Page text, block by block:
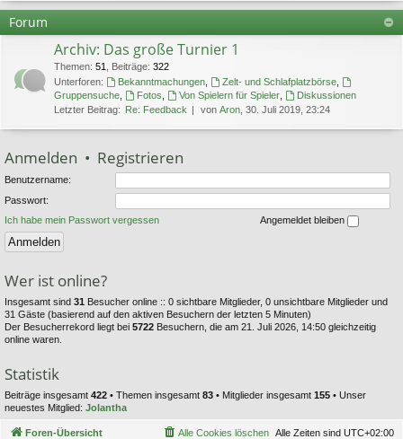
Forum
Archiv: Das große Turnier 1
Themen: 51 Beiträge: 322
Unterforen:
Bekanntmachungen, Zelt- und Schlafplatzbörse,
Gruppensuche
Fotos Von Spielern für Spieler,
Diskussionen
Letzter Beitrag: Re: Feedback von Aron , 30. Juli 2019, 23:24
Anmelden • Registrieren
Benutzername:
Passwort:
Ich habe mein Passwort vergessen
Angemeldet bleiben
Wer ist online?
Insgesamt sind 31 Besucher online :: 0 sichtbare Mitglieder, 0 unsichtbare Mitglieder und
31 Gäste (basierend auf den aktiven Besuchern der letzten 5 Minuten)
Der Besucherrekord liegt bei 5722 Besuchern, die am 21. Juli 2026, 14:50 gleichzeitig
online waren.
Statistik
Beiträge insgesamt 422 • Themen insgesamt 83 • Mitglieder insgesamt 155 • Unser
neuestes Mitglied: Jolantha
Foren-Übersicht Alle Zeiten sind UTC+02:00
Alle Cookies löschen